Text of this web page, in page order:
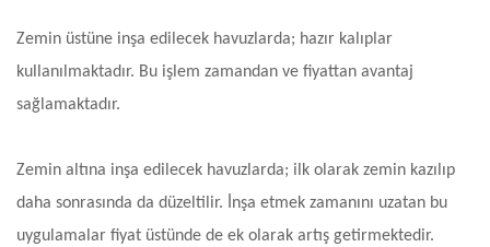
Zemin üstüne inşa edilecek havuzlarda; hazır kalıplar
kullanılmaktadır. Bu işlem zamandan ve fiyattan avantaj
sağlamaktadır.
Zemin altına inşa edilecek havuzlarda; ilk olarak zemin kazılıp
daha sonrasında da düzeltilir. İnşa etmek zamanını uzatan bu
uygulamalar fiyat üstünde de ek olarak artış getirmektedir.